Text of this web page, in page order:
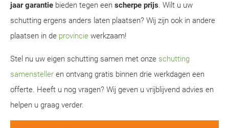
jaar garantie bieden tegen een scherpe prijs. Wilt u uw
schutting ergens anders laten plaatsen? Wij zijn ook in andere
plaatsen in de provincie werkzaam!
Stel nu uw eigen schutting samen met onze schutting
samensteller en ontvang gratis binnen drie werkdagen een
offerte. Heeft u nog vragen? Wij geven u vrijblijvend advies en
helpen u graag verder.